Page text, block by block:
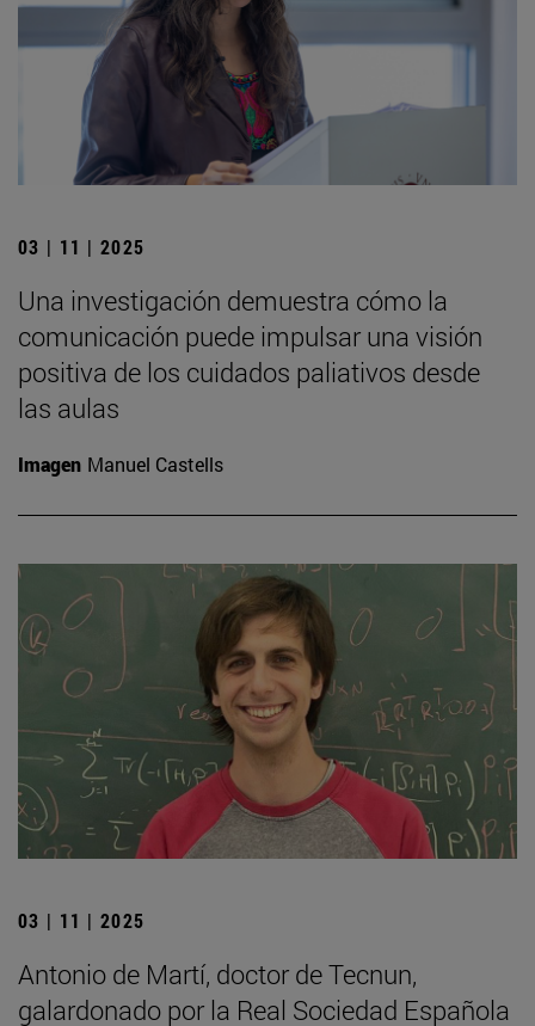
03 | 11 | 2025
Una investigación demuestra cómo la
comunicación puede impulsar una visión
positiva de los cuidados paliativos desde
las aulas
Imagen Manuel Castells
03 | 11 | 2025
Antonio de Martí, doctor de Tecnun,
galardonado por la Real Sociedad Española